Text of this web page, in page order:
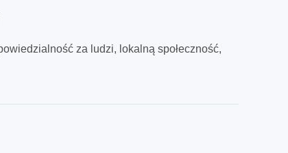
za ludzi, lokalną społeczność,